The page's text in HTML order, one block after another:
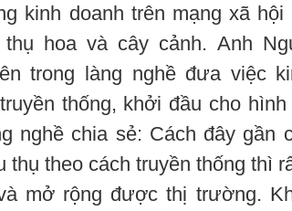
kinh doanh trên mạng xã hội
hoa và cây cảnh. Anh
trong làng nghề đưa việc
thống, khởi đầu cho
nghề chia sẻ: Cách đây gần
thụ theo cách truyền thống thì
mở rộng được thị trường.